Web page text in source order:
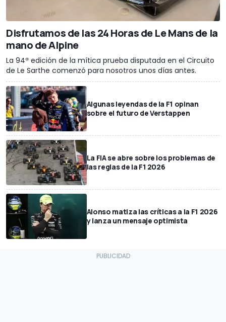
Disfrutamos de las 24 Horas de Le Mans de la
mano de Alpine
La 94ª edición de la mítica prueba disputada en el Circuito
de Le Sarthe comenzó para nosotros unos días antes.
Algunas leyendas de la F1 opinan
sobre el futuro de Verstappen
La FIA se abre sobre los problemas de
las reglas de la F1 2026
Alonso matiza las críticas a la F1 2026
y lanza un mensaje optimista